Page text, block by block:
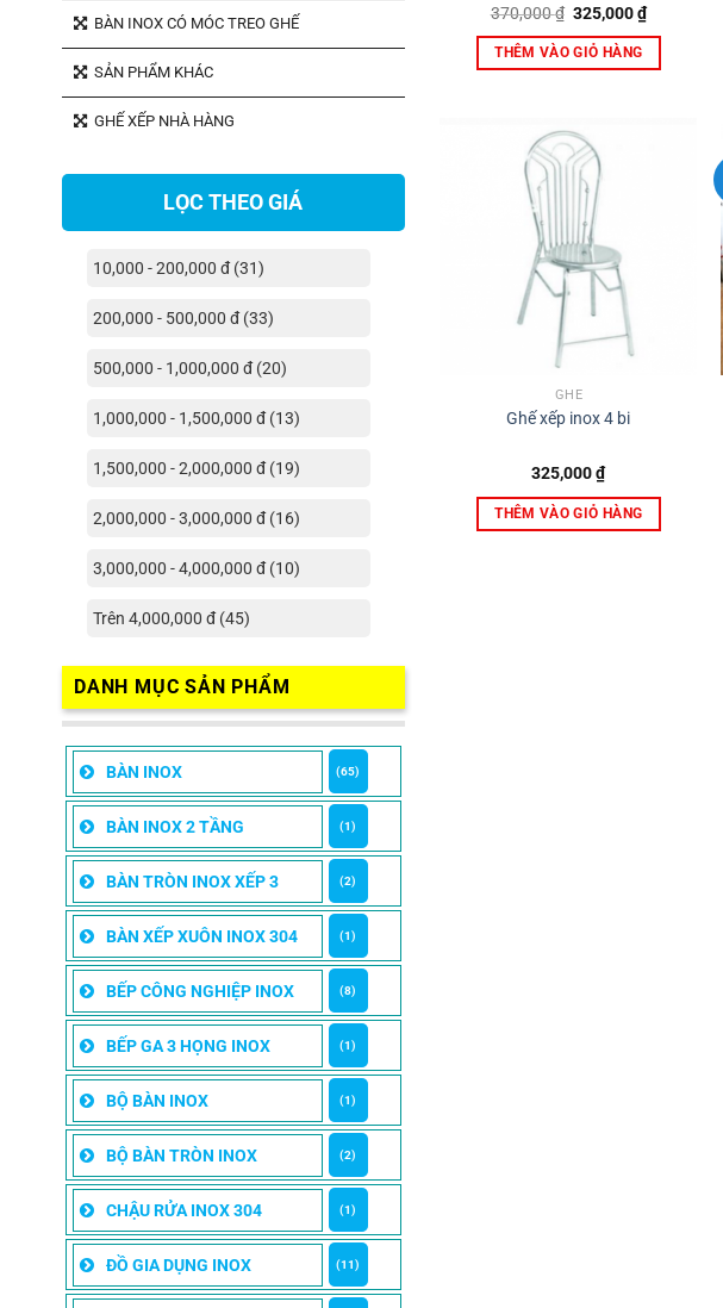
BÀN INOX CÓ MÓC TREO GHẾ
SẢN PHẨM KHÁC
GHẾ XẾP NHÀ HÀNG
LỌC THEO GIÁ
10,000 - 200,000 đ (31)
200,000 - 500,000 đ (33)
500,000 - 1,000,000 đ (20)
1,000,000 - 1,500,000 đ (13)
1,500,000 - 2,000,000 đ (19)
2,000,000 - 3,000,000 đ (16)
3,000,000 - 4,000,000 đ (10)
Trên 4,000,000 đ (45)
DANH MỤC SẢN PHẨM
BÀN INOX (65)
BÀN INOX 2 TẦNG (1)
BÀN TRÒN INOX XẾP 3 (2)
BÀN XẾP XUÔN INOX 304 (1)
BẾP CÔNG NGHIỆP INOX (8)
BẾP GA 3 HỌNG INOX (1)
BỘ BÀN INOX (1)
BỘ BÀN TRÒN INOX (2)
CHẬU RỬA INOX 304 (1)
ĐỒ GIA DỤNG INOX (11)
370,000₫ Giá
là:
370,000 ₫.
325,000₫Giá
hiện
THÊM VÀO GIỎ HÀNG
GHẾ
Ghế xếp inox 4 bi
325,000₫
THÊM VÀO GIỎ HÀNG